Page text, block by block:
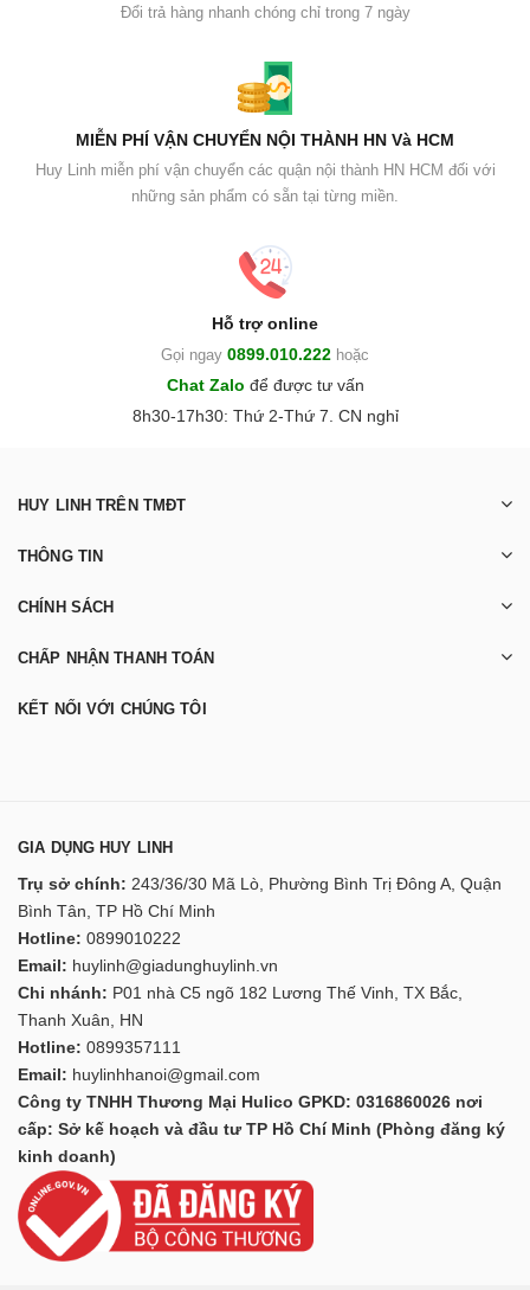
Đổi trả hàng nhanh chóng chỉ trong 7 ngày
MIỄN PHÍ VẬN CHUYỂN NỘI THÀNH HN Và HCM
Huy Linh miễn phí vận chuyển các quận nội thành HN HCM đối với
những sản phẩm có sẵn tại từng miền.
Hỗ trợ online
Gọi ngay 0899.010.222 hoặc
Chat Zalo để được tư vấn
8h30-17h30: Thứ 2-Thứ 7. CN nghỉ
HUY LINH TRÊN TMĐT
THÔNG TIN
CHÍNH SÁCH
CHẤP NHẬN THANH TOÁN
KẾT NỐI VỚI CHÚNG TÔI
GIA DỤNG HUY LINH
Trụ sở chính: 243/36/30 Mã Lò, Phường Bình Trị Đông A, Quận
Bình Tân, TP Hồ Chí Minh
Hotline: 0899010222
Email: huylinh@giadunghuylinh.vn
Chi nhánh: P01 nhà C5 ngõ 182 Lương Thế Vinh, TX Bắc,
Thanh Xuân, HN
Hotline: 0899357111
Email: huylinhhanoi@gmail.com
Công ty TNHH Thương Mại Hulico GPKD: 0316860026 nơi
cấp: Sở kế hoạch và đầu tư TP Hồ Chí Minh (Phòng đăng ký
kinh doanh)